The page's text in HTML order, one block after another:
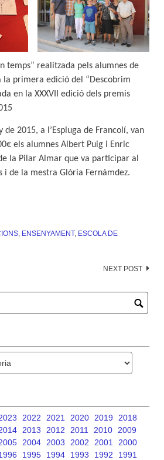
temps” realitzada pels alumnes de
la primera edició del “Descobrim
en la XXXVII edició dels premis
de 2015, a l’Espluga de Francolí, van
els alumnes Albert Puig i Enric
la Pilar Almar que va participar al
i de la mestra Glòria Fernámdez.
ENSENYAMENT, ESCOLA DE
NEXT POST
2022 2021 2020 2019
2018
2013 2012 2011 2010
2009
2004 2003 2002 2001
2000
1995 1994 1993 1992
1991